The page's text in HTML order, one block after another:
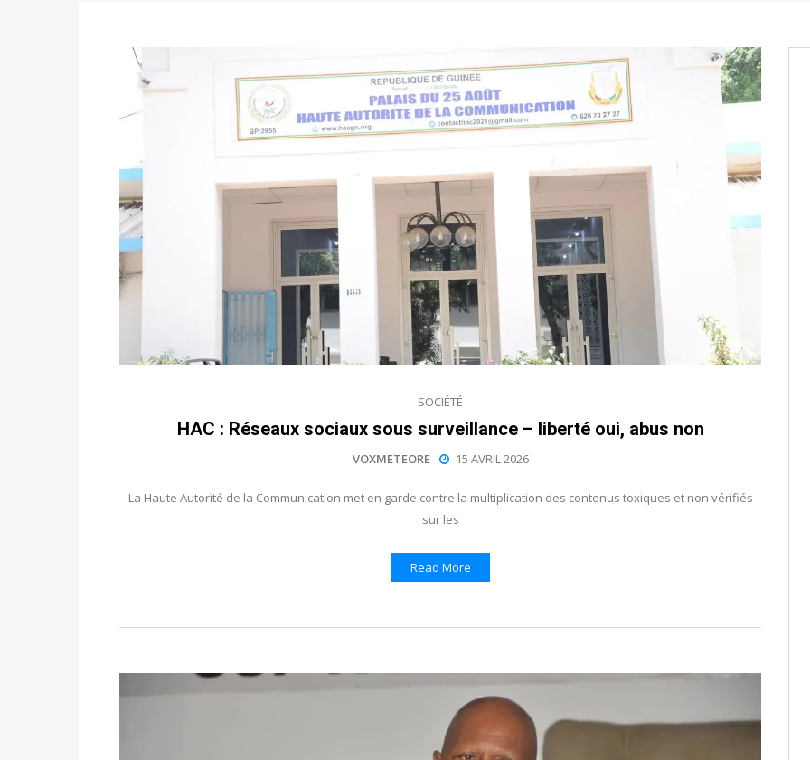
avant le 16 mai 2026 à 16h
- Proclamation des résultats globaux provisoires et des
statistiques des législatives et communales : ce 4 juin à 18h
Politique-Suite de la publication des résultats partiels des élections de mai
Suite de la publication des résultats partiels des élections de mai
– mardi 02 juin à 17h
SOCIÉTÉ
HAC : Réseaux sociaux sous surveillance – liberté oui, abus non
VOXMETEORE 15 AVRIL 2026
La Haute Autorité de la Communication met en garde contre la multiplication des contenus toxiques et non vérifiés
sur les
Read More